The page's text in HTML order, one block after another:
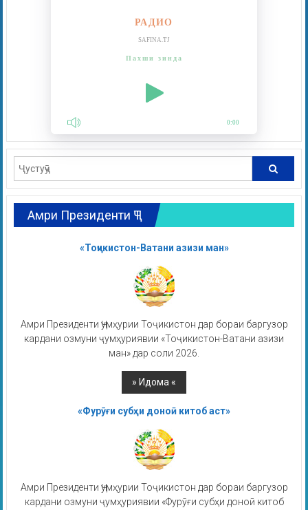
РАДИО
SAFINA.TJ
Пахши зинда
0:00
Амри Президенти ҶТ
«Тоҷикистон-Ватани азизи ман»
Амри Президенти Ҷумҳурии Тоҷикистон дар бораи баргузор
кардани озмуни ҷумҳуриявии «Тоҷикистон-Ватани азизи
ман» дар соли 2026.
«Фурӯғи субҳи доноӣ китоб аст»
Амри Президенти Ҷумҳурии Тоҷикистон дар бораи баргузор
кардани озмуни ҷумҳуриявии «Фурӯғи субҳи доноӣ китоб